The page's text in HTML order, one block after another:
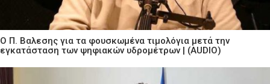
Ο Π. Βαλεσης για τα φουσκωμένα τιμολόγια μετά την
εγκατάσταση των ψηφιακών υδρομέτρων | (AUDIO)